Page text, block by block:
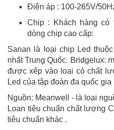
Điện áp : 100-265V/
Chip : Khách hàng có
dòng chip cao cấp:
Sanan là loại chip Led
nhất Trung Quốc. Bridgelux:
được xếp vào loại có chất
Led của tập đoàn đa quốc
Nguồn: Meanwell - là loại
Loan tiêu chuẩn chất lượng
tiêu chuẩn khác .